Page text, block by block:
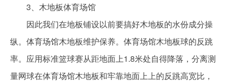
3、木地板体育场馆
因此我们在地板铺设以前要搞好木地板的水份成分操
纵。体育场馆木地板维护保养。体育场馆木地板球的反跳
率。应用标准篮球赛从距地面上1.8米处自得降落，分离测
量网球在体育场馆木地板和牢靠地面上上的反跳高宽比，